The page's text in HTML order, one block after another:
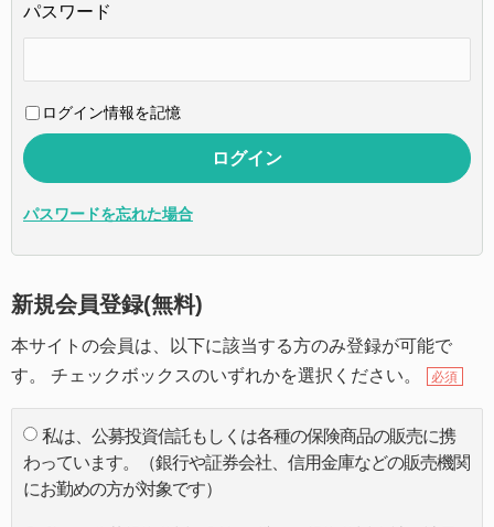
パスワード
ログイン情報を記憶
パスワードを忘れた場合
新規会員登録(無料)
本サイトの会員は、以下に該当する方のみ登録が可能で
す。 チェックボックスのいずれかを選択ください。
必須
私は、公募投資信託もしくは各種の保険商品の販売に携
わっています。（銀行や証券会社、信用金庫などの販売機関
にお勤めの方が対象です）